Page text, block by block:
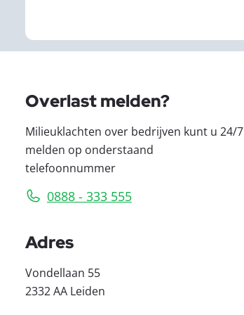
Overlast melden?
Milieuklachten over bedrijven kunt u 24/7
melden op onderstaand
telefoonnummer
0888 - 333 555
Adres
Vondellaan 55
2332 AA Leiden